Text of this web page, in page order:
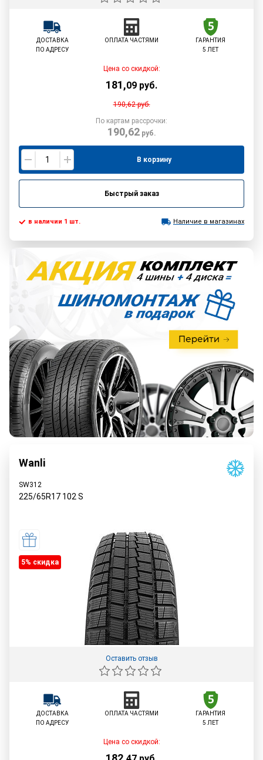
ДОСТАВКА
ПО АДРЕСУ
ОПЛАТА ЧАСТЯМИ
ГАРАНТИЯ
5 ЛЕТ
Цена со скидкой:
181,09 руб.
190,62руб.
По картам рассрочки:
190,62руб.
В корзину
Быстрый заказ
в наличии 1 шт. Наличие в магазинах
Wanli
SW312
225/65R17 102 S
5% cкидка
Оставить отзыв
ДОСТАВКА
ПО АДРЕСУ
ОПЛАТА ЧАСТЯМИ
ГАРАНТИЯ
5 ЛЕТ
Цена со скидкой: